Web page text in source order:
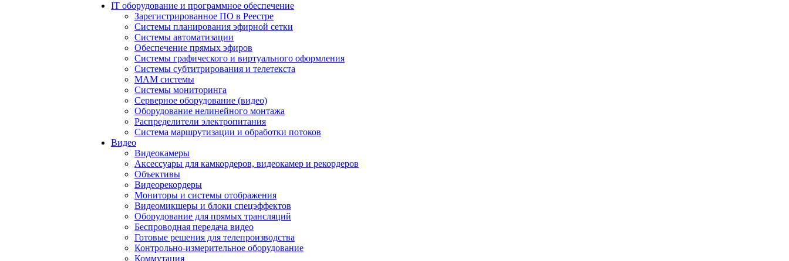
IT оборудование и программное обеспечение
Зарегистрированное ПО в Реестре
Системы планирования эфирной сетки
Системы автоматизации
Обеспечение прямых эфиров
Системы графического и виртуального оформления
Системы субтитрирования и телетекста
MAM системы
Системы мониторинга
Серверное оборудование (видео)
Оборудование нелинейного монтажа
Распределители электропитания
Система маршрутизации и обработки потоков
Видео
Видеокамеры
Аксессуары для камкордеров, видеокамер и рекордеров
Объективы
Видеорекордеры
Мониторы и системы отображения
Видеомикшеры и блоки спецэффектов
Оборудование для прямых трансляций
Беспроводная передача видео
Готовые решения для телепроизводства
Контрольно-измерительное оборудование
Коммутация